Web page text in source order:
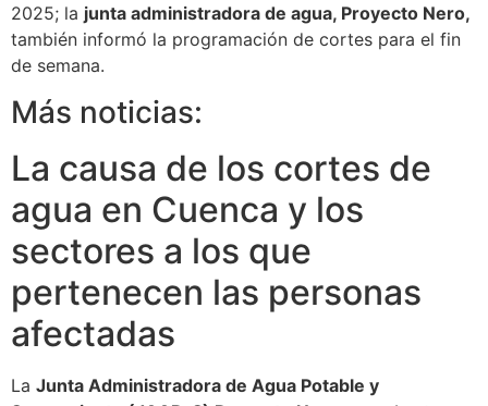
2025; la junta administradora de agua, Proyecto Nero,
también informó la programación de cortes para el fin
de semana.
Más noticias:
La causa de los cortes de
agua en Cuenca y los
sectores a los que
pertenecen las personas
afectadas
La Junta Administradora de Agua Potable y